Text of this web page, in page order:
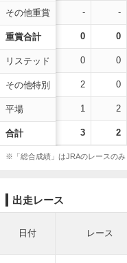
その他重賞
重賞合計
リステッド
その他特別
平場
合計
- -
0 0
0 0
2 0
1 2
3 2
※「総合成績」はJRAのレースのみ
出走レース
日付 レース